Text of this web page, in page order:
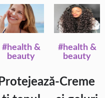
#health &
beauty
Protejează-
#health &
beauty
Creme